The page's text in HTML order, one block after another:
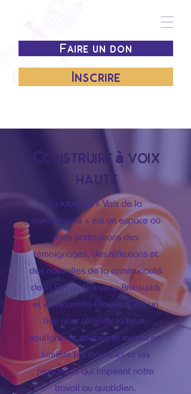
Faire un don
Inscrire
Construire à voix
haute
La rubrique « Voix de la
communauté » est un espace où
nous partageons des
témoignages, des réflexions et
des nouvelles de la communauté
de la SLA au Nouveau-Brunswick
et en Nouvelle-Écosse. C’est un
lieu pour célébrer la force,
souligner le soutien et mettre en
lumière les moments et les
personnes qui inspirent notre
travail au quotidien.